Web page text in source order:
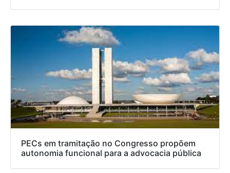
PECs em tramitação no Congresso propõem
autonomia funcional para a advocacia pública